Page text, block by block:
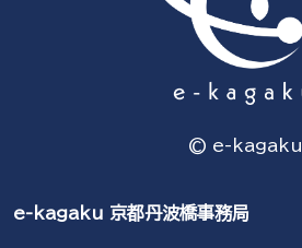
© e-kagaku
e-kagaku 京都丹波橋事務局